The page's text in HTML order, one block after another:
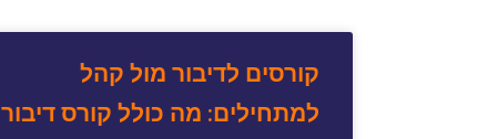
קורסים לדיבור מול קהל
למתחילים: מה כולל קורס דיבור